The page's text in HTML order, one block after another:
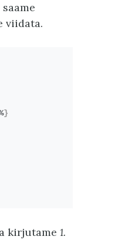
viidata.
}
kirjutame 1.